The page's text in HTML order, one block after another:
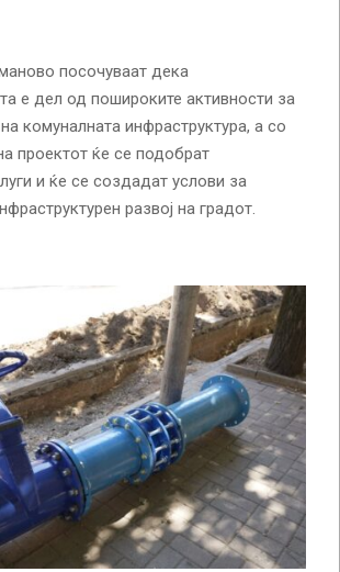
посочуваат дека
е дел од пошироките активности за
комуналната инфраструктура, а со
проектот ќе се подобрат
и ќе се создадат услови за
развој на градот.